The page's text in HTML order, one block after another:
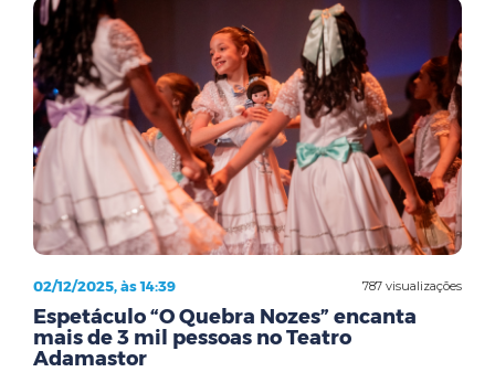
787 visualizações
02/12/2025, às 14:39
Espetáculo “O Quebra Nozes” encanta
mais de 3 mil pessoas no Teatro
Adamastor